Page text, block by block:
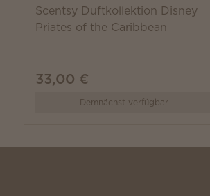
Scentsy Duftkollektion Disney
Priates of the Caribbean
33,00 €
Demnächst verfügbar